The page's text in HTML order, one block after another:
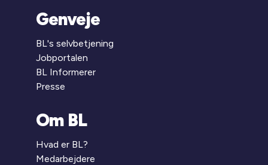
Genveje
BL's selvbetjening
Jobportalen
BL Informerer
Presse
Om BL
Hvad er BL?
Medarbejdere